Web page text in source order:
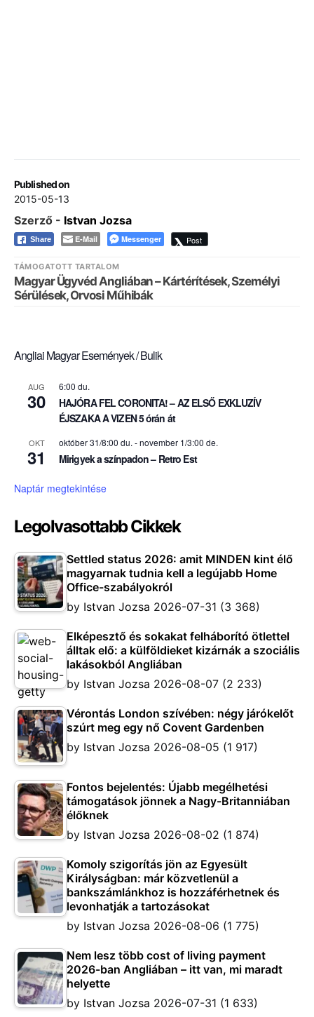
Published on
2015-05-13
Szerző - Istvan Jozsa
Share E-Mail Messenger Post
TÁMOGATOTT TARTALOM
Magyar Ügyvéd Angliában – Kártérítések, Személyi
Sérülések, Orvosi Műhibák
Angliai Magyar Események / Bulik
AUG
30
6:00 du.
HAJÓRA FEL CORONITA! – AZ ELSŐ EXKLUZÍV
ÉJSZAKA A VIZEN 5 órán át
OKT
31
október 31/8:00 du.-november 1/3:00 de.
Mirigyek a színpadon – Retro Est
Naptár megtekintése
Legolvasottabb Cikkek
Settled status 2026: amit MINDEN kint élő
magyarnak tudnia kell a legújabb Home
Office-szabályokról
by Istvan Jozsa 2026-07-31 (3 368)
Elképesztő és sokakat felháborító ötlettel
álltak elő: a külföldieket kizárnák a szociális
lakásokból Angliában
by Istvan Jozsa 2026-08-07 (2 233)
Vérontás London szívében: négy járókelőt
szúrt meg egy nő Covent Gardenben
by Istvan Jozsa 2026-08-05 (1 917)
Fontos bejelentés: Újabb megélhetési
támogatások jönnek a Nagy-Britanniában
élőknek
by Istvan Jozsa 2026-08-02 (1 874)
Komoly szigorítás jön az Egyesült
Királyságban: már közvetlenül a
bankszámlánkhoz is hozzáférhetnek és
levonhatják a tartozásokat
by Istvan Jozsa 2026-08-06 (1 775)
Nem lesz több cost of living payment
2026-ban Angliában – itt van, mi maradt
helyette
by Istvan Jozsa 2026-07-31 (1 633)